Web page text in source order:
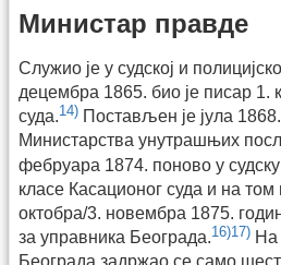
Министар правде
Служио је у судској и
децембра 1865. био је писар 1.
суда.14) Постављен је јула
Министарства унутрашњих
фебруара 1874. поново у судску
класе Касационог суда и на том
октобра/3. новембра 1875.
за управника Београда.16)17) На